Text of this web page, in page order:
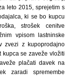
leto 2015, sprejetim s
ki se bo kupcu
strošek cenitve
vpisom lastninske
zvezi z kupoprodajno
se zaveže vložiti
plačati davek na
zaradi spremembe